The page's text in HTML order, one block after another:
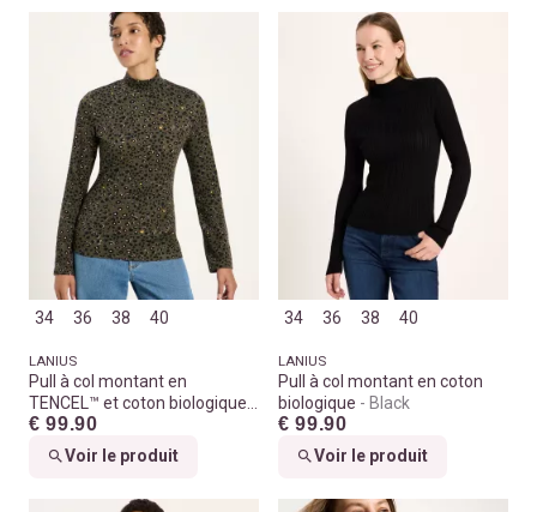
34 36 38 40
LANIUS
Pull à col montant en
TENCEL™ et coton biologique
Print leo dots turtle
€ 99.90
Voir le produit
34 36 38 40
LANIUS
Pull à col montant en coton
biologique
Black
€ 99.90
Voir le produit